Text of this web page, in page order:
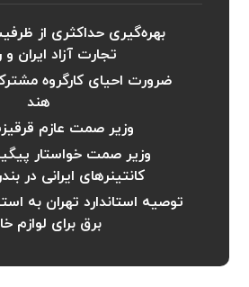
بهره‌گیری حداکثری از
تجارت آزاد ایران
ضرورت احیای کارگروه
هند
وزیر صمت عازم
وزیر صمت خواستار
کانتینرهای ایرانی در
توصیه استاندارد تهران به
برق برای لوازم